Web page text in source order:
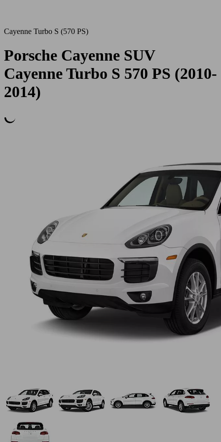
Cayenne Turbo S (570 PS)
Porsche Cayenne SUV
Cayenne Turbo S 570 PS (2010-
2014)